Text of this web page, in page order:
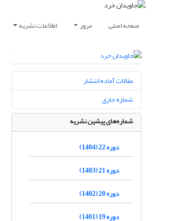
صفحه اصلی مرور اطلاعات نشریه
مقالات آماده انتشار
شماره جاری
شماره‌های پیشین نشریه
دوره 22 (1404)
دوره 21 (1403)
دوره 20 (1402)
دوره 19 (1401)